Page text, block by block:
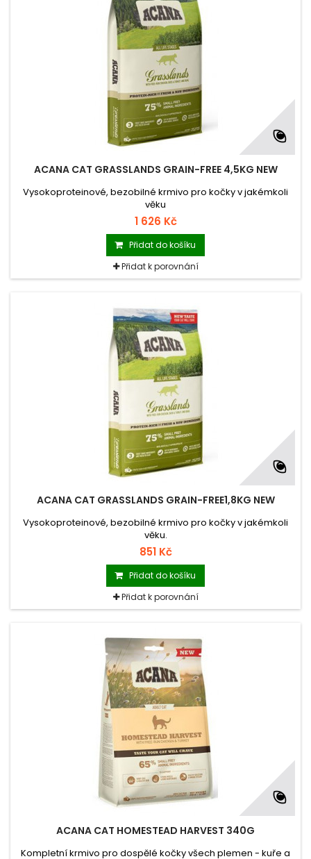
ACANA CAT GRASSLANDS GRAIN-FREE 4,5KG NEW
Vysokoproteinové, bezobilné krmivo pro kočky v jakémkoli
věku
1 626 Kč
Přidat do košíku
Přidat k porovnání
ACANA CAT GRASSLANDS GRAIN-FREE1,8KG NEW
Vysokoproteinové, bezobilné krmivo pro kočky v jakémkoli
věku.
851 Kč
Přidat do košíku
Přidat k porovnání
ACANA CAT HOMESTEAD HARVEST 340G
Kompletní krmivo pro dospělé kočky všech plemen - kuře a